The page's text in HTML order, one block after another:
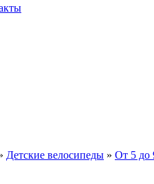
Детские велосипеды » От 5 до